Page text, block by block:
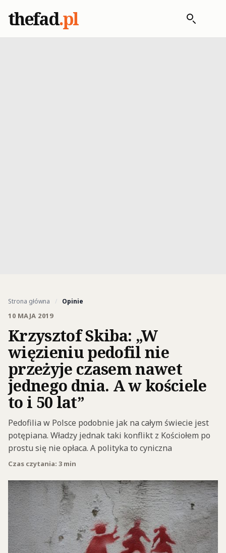
thefad.pl
Strona główna / Opinie
10 MAJA 2019
Krzysztof Skiba: „W
więzieniu pedofil nie
przeżyje czasem nawet
jednego dnia. A w kościele
to i 50 lat”
Pedofilia w Polsce podobnie jak na całym świecie jest
potępiana. Władzy jednak taki konflikt z Kościołem po
prostu się nie opłaca. A polityka to cyniczna
Czas czytania: 3 min